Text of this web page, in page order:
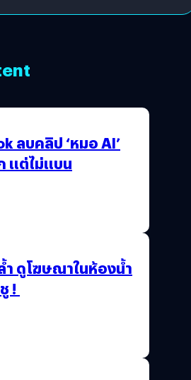
ลบคลิป ‘หมอ AI’
แต่ไม่แบน
ดูโฆษณาในห้องน้ำ
!